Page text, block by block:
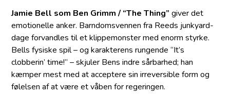
Jamie Bell som Ben Grimm / “The Thing” giver det
emotionelle anker. Barndomsvennen fra Reeds junkyard-
dage forvandles til et klippemonster med enorm styrke.
Bells fysiske spil – og karakterens rungende “It’s
clobberin’ time!” – skjuler Bens indre sårbarhed; han
kæmper mest med at acceptere sin irreversible form og
følelsen af at være et våben for regeringen.